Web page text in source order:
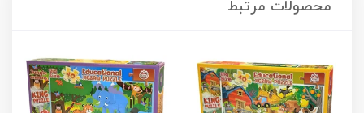
محصولات مرتبط